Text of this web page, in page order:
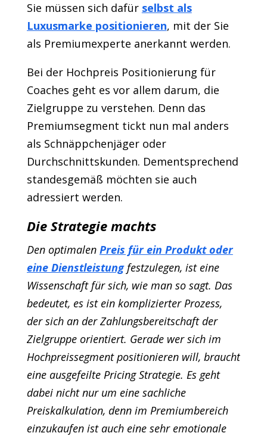
Sie müssen sich dafür selbst als
Luxusmarke positionieren, mit der Sie
als Premiumexperte anerkannt werden.
Bei der Hochpreis Positionierung für
Coaches geht es vor allem darum, die
Zielgruppe zu verstehen. Denn das
Premiumsegment tickt nun mal anders
als Schnäppchenjäger oder
Durchschnittskunden. Dementsprechend
standesgemäß möchten sie auch
adressiert werden.
Die Strategie machts
Den optimalen Preis für ein Produkt oder
eine Dienstleistungfestzulegen, ist eine
Wissenschaft für sich, wie man so sagt. Das
bedeutet, es ist ein komplizierter Prozess,
der sich an der Zahlungsbereitschaft der
Zielgruppe orientiert. Gerade wer sich im
Hochpreissegment positionieren will, braucht
eine ausgefeilte Pricing Strategie. Es geht
dabei nicht nur um eine sachliche
Preiskalkulation, denn im Premiumbereich
einzukaufen ist auch eine sehr emotionale